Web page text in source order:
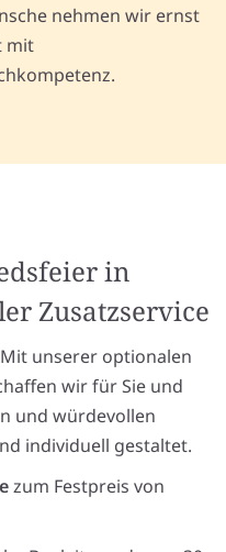
nehmen wir ernst
mit
in
Zusatzservice
unserer optionalen
wir für Sie und
und würdevollen
individuell gestaltet.
zum Festpreis von